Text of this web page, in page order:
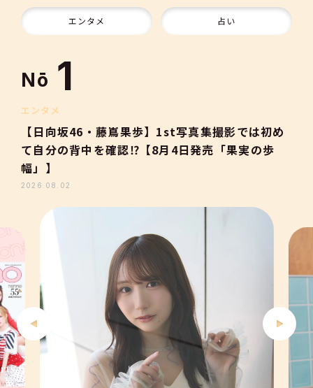
エンタメ 占い
Nō
10
1
2
3
4
5
7
エンタメ
【日向坂46・藤嶌果歩】1st写真集撮影では初め
て自分の背中を確認⁉【8月4日発売「果実の歩
幅」】
2026.08.02